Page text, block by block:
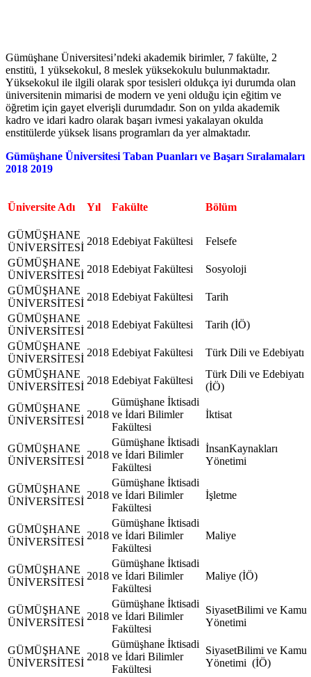
Gümüşhane Üniversitesi’ndeki akademik birimler, 7 fakülte, 2
enstitü, 1 yüksekokul, 8 meslek yüksekokulu bulunmaktadır.
Yüksekokul ile ilgili olarak spor tesisleri oldukça iyi durumda olan
üniversitenin mimarisi de modern ve yeni olduğu için eğitim ve
öğretim için gayet elverişli durumdadır. Son on yılda akademik
kadro ve idari kadro olarak başarı ivmesi yakalayan okulda
enstitülerde yüksek lisans programları da yer almaktadır.
Gümüşhane Üniversitesi Taban Puanları ve Başarı Sıralamaları
2018 2019
Üniversite Adı Yıl Fakülte Bölüm
GÜMÜŞHANE
ÜNİVERSİTESİ
2018 Edebiyat Fakültesi
Felsefe
GÜMÜŞHANE
ÜNİVERSİTESİ
2018 Edebiyat Fakültesi
Sosyoloji
GÜMÜŞHANE
ÜNİVERSİTESİ
2018 Edebiyat Fakültesi
Tarih
GÜMÜŞHANE
ÜNİVERSİTESİ
2018 Edebiyat Fakültesi
Tarih (İÖ)
GÜMÜŞHANE
ÜNİVERSİTESİ
2018 Edebiyat Fakültesi
Türk Dili ve Edebiyatı
GÜMÜŞHANE
ÜNİVERSİTESİ
2018 Edebiyat Fakültesi
Türk Dili ve Edebiyatı
(İÖ)
GÜMÜŞHANE
ÜNİVERSİTESİ
2018
Gümüşhane İktisadi
ve İdari Bilimler
Fakültesi
İktisat
GÜMÜŞHANE
ÜNİVERSİTESİ
2018
Gümüşhane İktisadi
ve İdari Bilimler
Fakültesi
İnsanKaynakları
Yönetimi
GÜMÜŞHANE
ÜNİVERSİTESİ
2018
Gümüşhane İktisadi
ve İdari Bilimler
Fakültesi
İşletme
GÜMÜŞHANE
ÜNİVERSİTESİ
2018
Gümüşhane İktisadi
ve İdari Bilimler
Fakültesi
Maliye
GÜMÜŞHANE
ÜNİVERSİTESİ
2018
Gümüşhane İktisadi
ve İdari Bilimler
Fakültesi
Maliye (İÖ)
GÜMÜŞHANE
ÜNİVERSİTESİ
2018
Gümüşhane İktisadi
ve İdari Bilimler
Fakültesi
SiyasetBilimi ve Kamu
Yönetimi
GÜMÜŞHANE
ÜNİVERSİTESİ
2018
Gümüşhane İktisadi
ve İdari Bilimler
Fakültesi
SiyasetBilimi ve Kamu
Yönetimi (İÖ)